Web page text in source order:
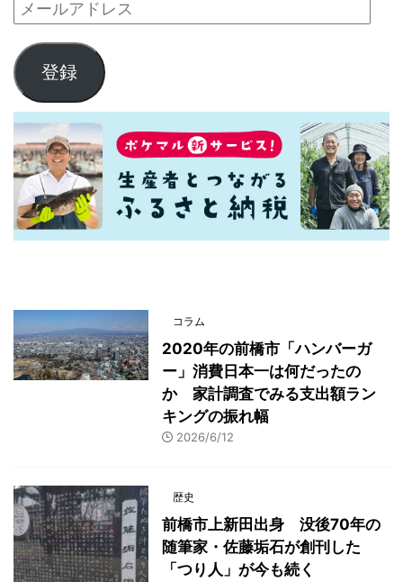
登録
コラム
2020年の前橋市「ハンバーガ
ー」消費日本一は何だったの
か 家計調査でみる支出額ラン
キングの振れ幅
2026/6/12
歴史
前橋市上新田出身 没後70年の
随筆家・佐藤垢石が創刊した
「つり人」が今も続く